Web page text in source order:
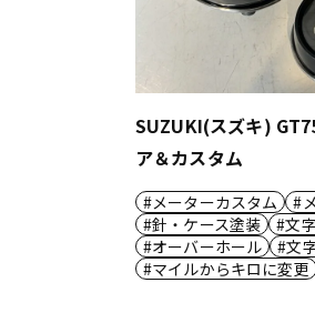
SUZUKI(スズキ)
ア＆カスタム
メーターカスタム
針・ケース塗装
文
オーバーホール
文
マイルからキロに変更